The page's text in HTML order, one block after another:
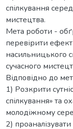
спілкування
мистецтва.
Мета роботи -
перевірити
насильницького
сучасного
Відповідно до
1) Розкрити
спілкування» та
молодіжному
2)